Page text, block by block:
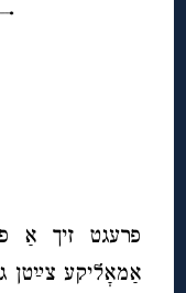
פרעגט זיך אַ
אַמאָליקע צײַטן